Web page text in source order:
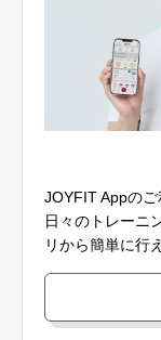
JOYFIT Appのご
日々のトレーニ
リから簡単に行